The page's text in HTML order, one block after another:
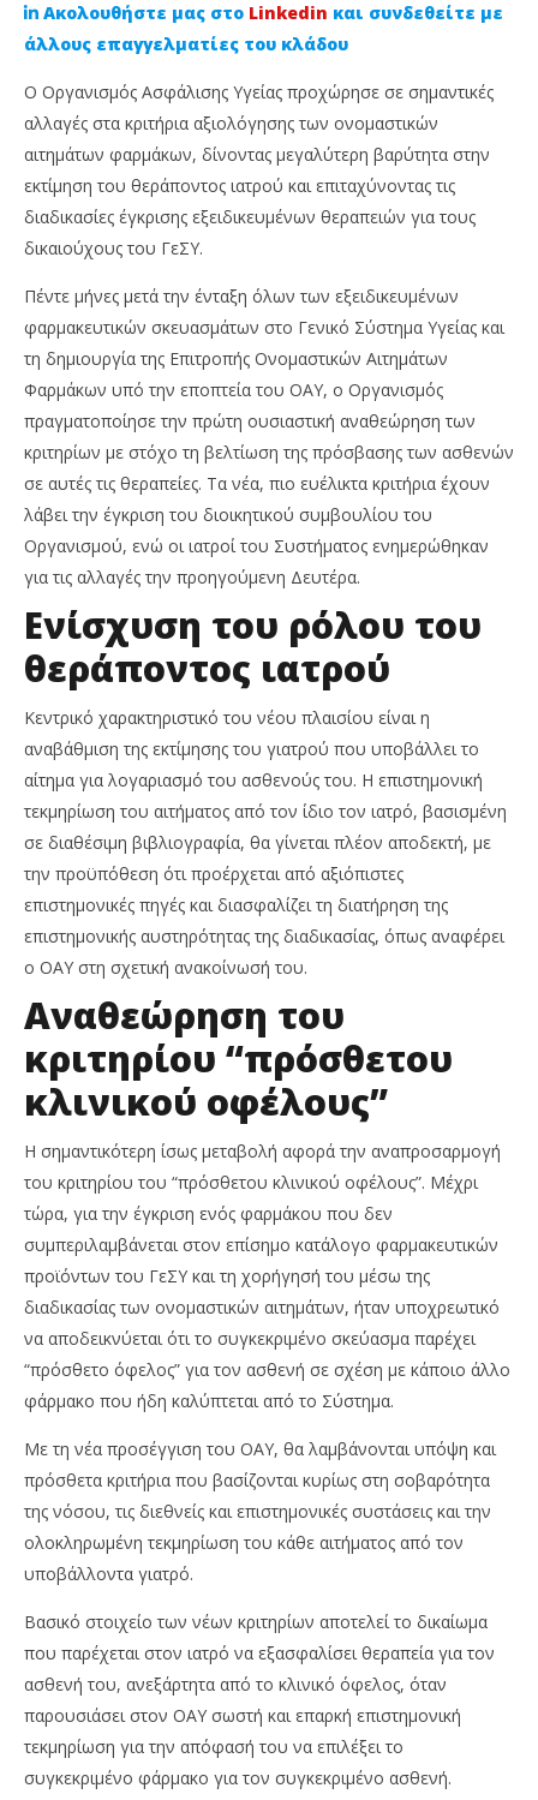
NOW VIEWING
Νέα κριτήρια στο ΓεΣΥ για τα εξειδικευμένα
φάρμακα
26
2025
Cyprus
Insurance
News
Team
Ακολουθήστε μας στο Linkedin και συνδεθείτε με
άλλους επαγγελματίες του κλάδου
Ο Οργανισμός Ασφάλισης Υγείας προχώρησε σε σημαντικές
αλλαγές στα κριτήρια αξιολόγησης των ονομαστικών
αιτημάτων φαρμάκων, δίνοντας μεγαλύτερη βαρύτητα στην
εκτίμηση του θεράποντος ιατρού και επιταχύνοντας τις
διαδικασίες έγκρισης εξειδικευμένων θεραπειών για τους
δικαιούχους του ΓεΣΥ.
Πέντε μήνες μετά την ένταξη όλων των εξειδικευμένων
φαρμακευτικών σκευασμάτων στο Γενικό Σύστημα Υγείας και
τη δημιουργία της Επιτροπής Ονομαστικών Αιτημάτων
Φαρμάκων υπό την εποπτεία του ΟΑΥ, ο Οργανισμός
πραγματοποίησε την πρώτη ουσιαστική αναθεώρηση των
κριτηρίων με στόχο τη βελτίωση της πρόσβασης των ασθενών
σε αυτές τις θεραπείες. Τα νέα, πιο ευέλικτα κριτήρια έχουν
λάβει την έγκριση του διοικητικού συμβουλίου του
Οργανισμού, ενώ οι ιατροί του Συστήματος ενημερώθηκαν
για τις αλλαγές την προηγούμενη Δευτέρα.
Ενίσχυση του ρόλου του
θεράποντος ιατρού
Κεντρικό χαρακτηριστικό του νέου πλαισίου είναι η
αναβάθμιση της εκτίμησης του γιατρού που υποβάλλει το
αίτημα για λογαριασμό του ασθενούς του. Η επιστημονική
τεκμηρίωση του αιτήματος από τον ίδιο τον ιατρό, βασισμένη
σε διαθέσιμη βιβλιογραφία, θα γίνεται πλέον αποδεκτή, με
την προϋπόθεση ότι προέρχεται από αξιόπιστες
επιστημονικές πηγές και διασφαλίζει τη διατήρηση της
επιστημονικής αυστηρότητας της διαδικασίας, όπως αναφέρει
ο ΟΑΥ στη σχετική ανακοίνωσή του.
Αναθεώρηση του
κριτηρίου “πρόσθετου
κλινικού οφέλους”
Η σημαντικότερη ίσως μεταβολή αφορά την αναπροσαρμογή
του κριτηρίου του “πρόσθετου κλινικού οφέλους”. Μέχρι
τώρα, για την έγκριση ενός φαρμάκου που δεν
συμπεριλαμβάνεται στον επίσημο κατάλογο φαρμακευτικών
προϊόντων του ΓεΣΥ και τη χορήγησή του μέσω της
διαδικασίας των ονομαστικών αιτημάτων, ήταν υποχρεωτικό
να αποδεικνύεται ότι το συγκεκριμένο σκεύασμα παρέχει
“πρόσθετο όφελος” για τον ασθενή σε σχέση με κάποιο άλλο
φάρμακο που ήδη καλύπτεται από το Σύστημα.
Με τη νέα προσέγγιση του ΟΑΥ, θα λαμβάνονται υπόψη και
πρόσθετα κριτήρια που βασίζονται κυρίως στη σοβαρότητα
της νόσου, τις διεθνείς και επιστημονικές συστάσεις και την
ολοκληρωμένη τεκμηρίωση του κάθε αιτήματος από τον
υποβάλλοντα γιατρό.
Βασικό στοιχείο των νέων κριτηρίων αποτελεί το δικαίωμα
που παρέχεται στον ιατρό να εξασφαλίσει θεραπεία για τον
ασθενή του, ανεξάρτητα από το κλινικό όφελος, όταν
παρουσιάσει στον ΟΑΥ σωστή και επαρκή επιστημονική
τεκμηρίωση για την απόφασή του να επιλέξει το
συγκεκριμένο φάρμακο για τον συγκεκριμένο ασθενή.